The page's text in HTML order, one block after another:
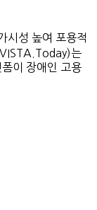
시성 높여 포용적
는
이 장애인 고용